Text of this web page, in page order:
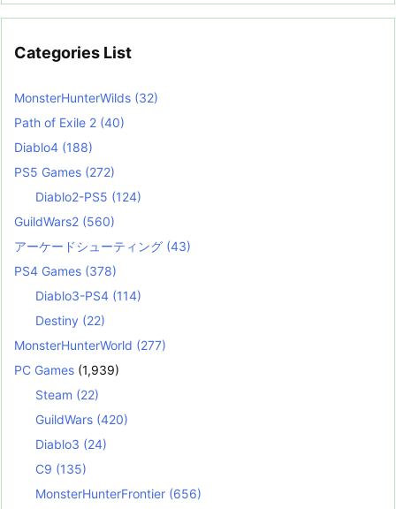
Categories List
MonsterHunterWilds (32)
Path of Exile 2 (40)
Diablo4 (188)
PS5 Games (272)
Diablo2-PS5 (124)
GuildWars2 (560)
アーケードシューティング (43)
PS4 Games (378)
Diablo3-PS4 (114)
Destiny (22)
MonsterHunterWorld (277)
PC Games (1,939)
Steam (22)
GuildWars (420)
Diablo3 (24)
C9 (135)
MonsterHunterFrontier (656)